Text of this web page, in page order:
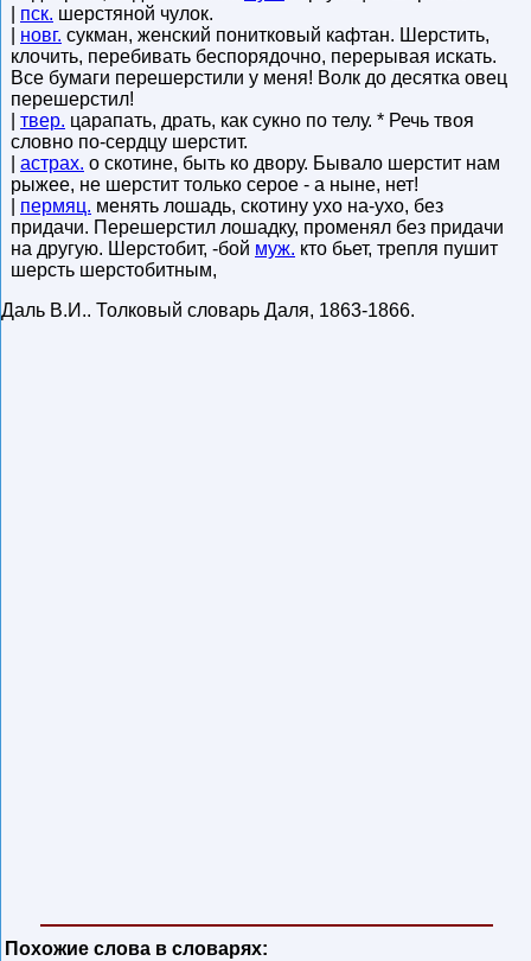
пск. шерстяной чулок.
новг. сукман, женский понитковый кафтан. Шерстить,
клочить, перебивать беспорядочно, перерывая искать.
Все бумаги перешерстили у меня! Волк до десятка овец
перешерстил!
твер. царапать, драть, как сукно по телу. * Речь твоя
словно по-сердцу шерстит.
астрах. о скотине, быть ко двору. Бывало шерстит нам
рыжее, не шерстит только серое - а ныне, нет!
пермяц. менять лошадь, скотину ухо на-ухо, без
придачи. Перешерстил лошадку, променял без придачи
на другую. Шерстобит, -бой муж. кто бьет, трепля пушит
шерсть шерстобитным,
Даль В.И.. Толковый словарь Даля, 1863-1866.
Похожие слова в словарях: